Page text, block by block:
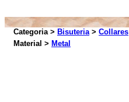
Categoria > Bisuteria> Collares
Material > Metal